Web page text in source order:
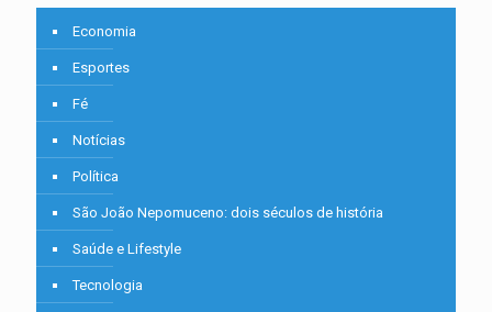
Economia
Esportes
Fé
Notícias
Política
São João Nepomuceno: dois séculos de história
Saúde e Lifestyle
Tecnologia